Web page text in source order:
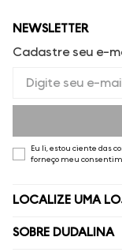
NEWSLETTER
Cadastre seu e-
Eu li, estou ciente das
forneço meu
LOCALIZE UMA
SOBRE DUDALINA